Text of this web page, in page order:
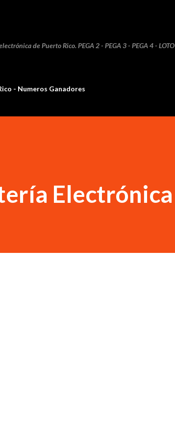
de Puerto Rico. PEGA 2 - PEGA 3 - PEGA 4 - LOTO
- Numeros Ganadores
Electrónica